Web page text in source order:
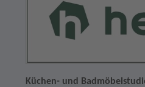
Küchen- und